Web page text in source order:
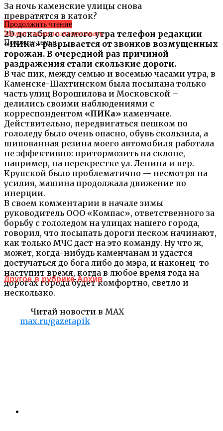
За ночь каменские улицы снова
превратятся в каток?
20 декабря с самого утра телефон редакции
«ПИКа» разрывается от звонков возмущенных
горожан. В очередной раз причиной
раздражения стали скользкие дороги.
В час пик, между семью и восемью часами утра, в
Каменске-Шахтинском была посыпана только
часть улиц Ворошилова и Московской –
делились своими наблюдениями с
корреспондентом «ПИКа» каменчане.
Действительно, передвигаться пешком по
гололеду было очень опасно, обувь скользила, а
шипованная резина моего автомобиля работала
не эффективно: притормозить на склоне,
например, на перекрестке ул. Ленина и пер.
Крупской было проблематично — несмотря на
усилия, машина продолжала движение по
инерции.
В своем комментарии в начале зимы
руководитель ООО «Компас», ответственного за
борьбу с гололедом на улицах нашего города,
говорил, что посыпать дороги песком начинают,
как только МЧС даст на это команду. Ну что ж,
может, когда-нибудь каменчанам и удастся
достучаться до бога либо до мэра, и наконец-то
наступит время, когда в любое время года на
дорогах города будет комфортно, светло и
нескользко.
Читай новости в MAX
max.ru/gazetapik
Продолжить чтение
Может также заинтересовать
Похожие темы:
Другое в рубрике Архив